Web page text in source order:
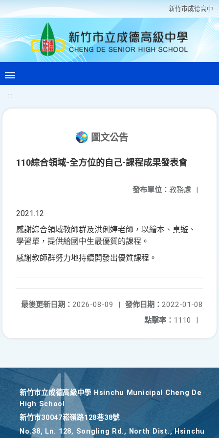
新竹巿成德高中
:::
圖文公告
110綜合領域-全方位的自己-課程成果發表會
發布單位： 教務處 |
2021.12
感謝綜合領域教師群及洪俐婷老師，以繪本、桌遊、
學習單，提供給國中生最優質的課程。
感謝教師群努力地持續開發出優質課程。
發佈日期： 2022-01-08
最後更新日期： 2026-08-09
|
點擊率： 1110 |
新竹巿立成德高級中學 Hsinchu Municipal Cheng De
High School
新竹巿30047崧嶺路128巷38號
No.38, Ln. 128, Songling Rd., North Dist., Hsinchu